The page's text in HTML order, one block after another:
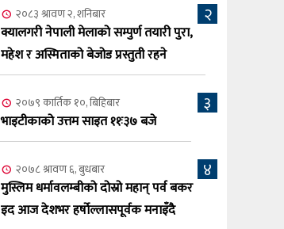
२०८३ श्रावण ६, बुधबार
६
२०८३ काउन ६ गते बुधबारको कामना खबर
पत्रिका
७
क्यालगरी नेपाली मेला भव्यरूपमा सम्पन्न,
महेश र अस्मिताले झुमाए दर्शक
८
क्यालगरी नेपाली मेलाको सम्पुर्ण तयारी पुरा,
महेश र अस्मिताको बेजोड प्रस्तुती रहने
२०८३ श्रावण २, शनिबार
क्यालगरी नेपाली मेलाको सम्पुर्ण तयारी पुरा,
महेश र अस्मिताको बेजोड प्रस्तुती रहने
२
२०७९ कार्तिक १०, बिहिबार
भाइटीकाको उत्तम साइत ११ः३७ बजे
३
२०७८ श्रावण ६, बुधबार
मुस्लिम धर्मावलम्बीको दोस्रो महान् पर्व बकर
इद आज देशभर हर्षोल्लासपूर्वक मनाइँदै
४